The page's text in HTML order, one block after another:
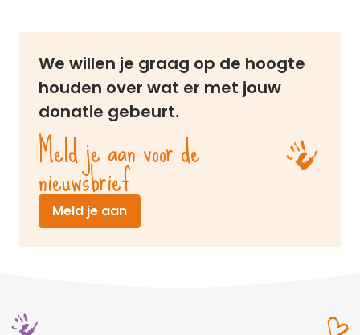
We willen je graag op de hoogte
houden over wat er met jouw
donatie gebeurt.
Meld je aan voor de
nieuwsbrief
Meld je aan(opent in nieuw venster)